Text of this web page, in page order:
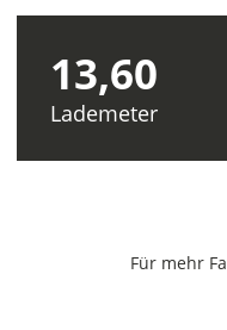
13,60
Lademeter
Für mehr